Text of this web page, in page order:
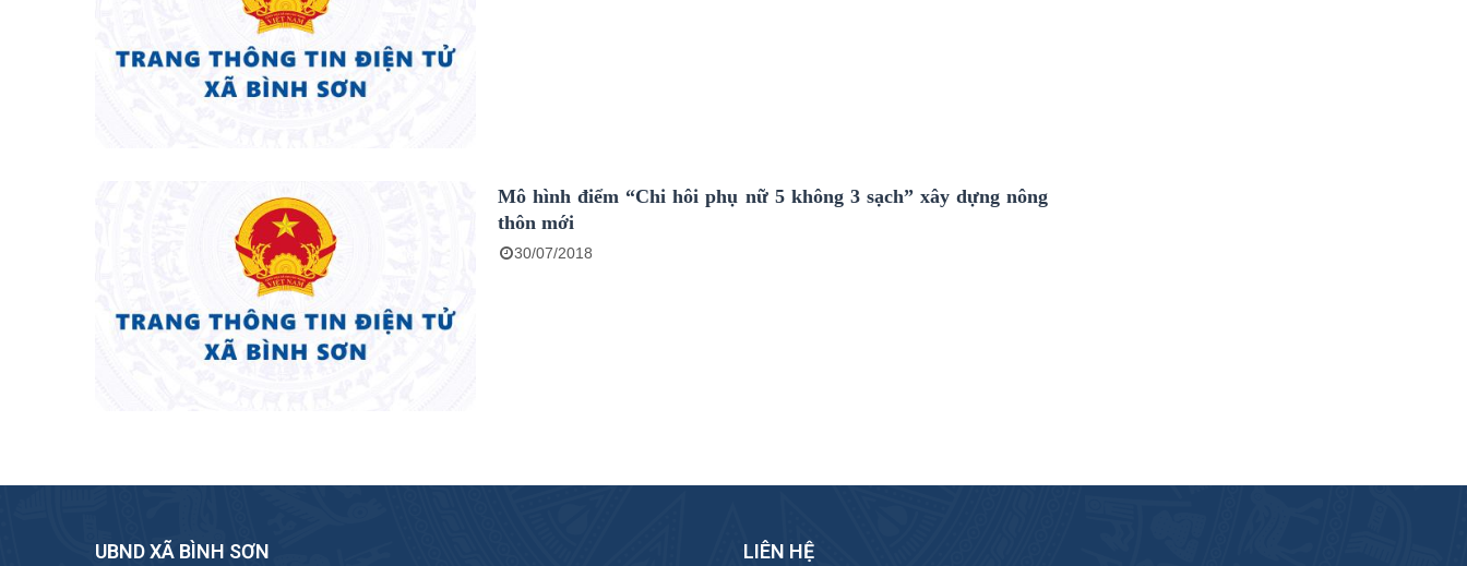
Mô hình điểm “Chi hôi phụ nữ 5 không 3 sạch” xây dựng nông
thôn mới
30/07/2018
UBND XÃ BÌNH SƠN LIÊN HỆ